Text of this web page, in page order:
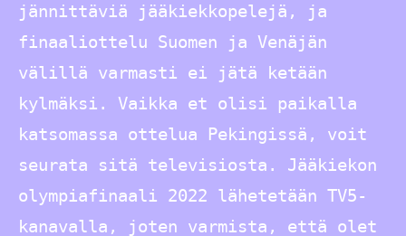
jännittäviä jääkiekkopelejä, ja
finaaliottelu Suomen ja Venäjän
välillä varmasti ei jätä ketään
kylmäksi. Vaikka et olisi paikalla
katsomassa ottelua Pekingissä, voit
seurata sitä televisiosta. Jääkiekon
olympiafinaali 2022 lähetetään TV5-
kanavalla, joten varmista, että olet